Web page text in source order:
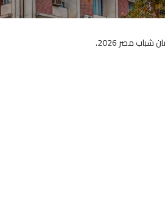
مصر 2026.